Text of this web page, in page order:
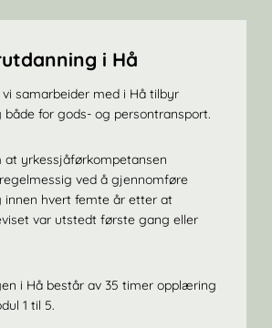
i Hå
samarbeider med i Hå tilbyr
for gods- og persontransport.
at yrkessjåførkompetansen
ved å gjennomføre
innen hvert femte år etter at
var utstedt første gang eller
i Hå består av 35 timer opplæring
1 til 5.